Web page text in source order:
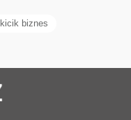
kicik biznes